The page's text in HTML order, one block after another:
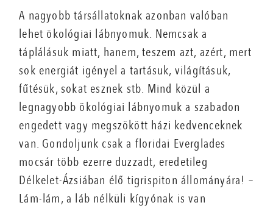
A nagyobb társállatoknak azonban valóban
lehet ökológiai lábnyomuk. Nemcsak a
táplálásuk miatt, hanem, teszem azt, azért, mert
sok energiát igényel a tartásuk, világításuk,
fűtésük, sokat esznek stb. Mind közül a
legnagyobb ökológiai lábnyomuk a szabadon
engedett vagy megszökött házi kedvenceknek
van. Gondoljunk csak a floridai Everglades
mocsár több ezerre duzzadt, eredetileg
Délkelet-Ázsiában élő tigrispiton állományára! –
Lám-lám, a láb nélküli kígyónak is van